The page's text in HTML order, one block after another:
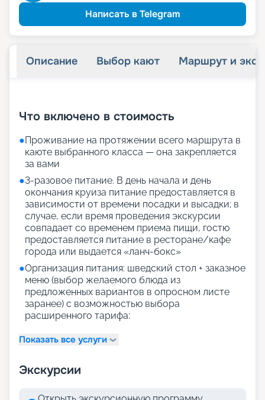
Написать в Telegram
Описание Выбор кают Маршрут и
Что включено в стоимость
●Проживание на протяжении всего маршрута в
каюте выбранного класса — она закрепляется
за вами
●3-разовое питание. В день начала и день
окончания круиза питание предоставляется в
зависимости от времени посадки и высадки; в
случае, если время проведения экскурсии
совпадает со временем приема пищи, гостю
предоставляется питание в ресторане/кафе
города или выдается «ланч-бокс»
●Организация питания: шведский стол + заказное
меню (выбор желаемого блюда из
предложенных вариантов в опросном листе
заранее) с возможностью выбора
расширенного тарифа:
Показать все услуги
Экскурсии